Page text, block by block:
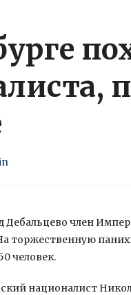
член
торжественную
человек.
националист